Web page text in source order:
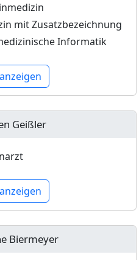
mit Zusatzbezeichnung
Informatik
Geißler
Biermeyer